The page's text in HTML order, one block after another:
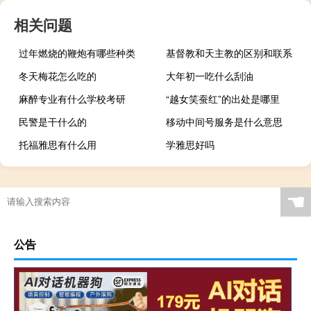
相关问题
过年燃烧的鞭炮有哪些种类
基督教和天主教的区别和联系
冬天梅花怎么吃的
大年初一吃什么刮油
麻醉专业有什么学校考研
“越女笑蚕红”的出处是哪里
民警是干什么的
移动中间号服务是什么意思
托福雅思有什么用
学雅思好吗
☚
公告